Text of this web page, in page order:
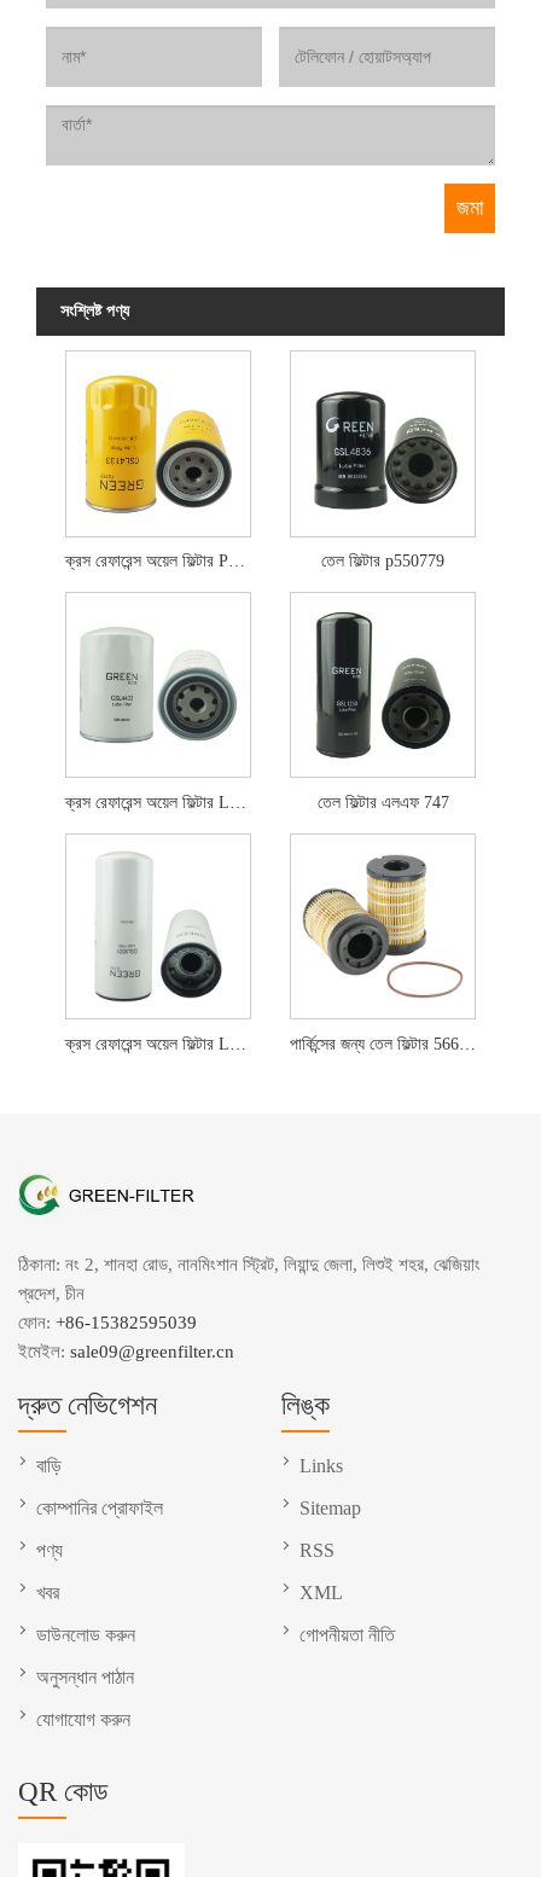
সংশ্লিষ্ট পণ্য
ক্রস রেফারেন্স অয়েল ফিল্টার P502465 তেল ফিল্টার p550779
ক্রস রেফারেন্স অয়েল ফিল্টার LF701 তেল ফিল্টার এলএফ 747
ঠিকানা: নং 2, শানহা রোড, নানমিংশান স্ট্রিট, লিয়ান্দু জেলা, লিশুই শহর, ঝেজিয়াং
প্রদেশ, চীন
ফোন: +86-15382595039
ইমেইল: sale09@greenfilter.cn
দ্রুত নেভিগেশন
বাড়ি
কোম্পানির প্রোফাইল
পণ্য
খবর
ডাউনলোড করুন
অনুসন্ধান পাঠান
যোগাযোগ করুন
লিঙ্ক
Links
Sitemap
RSS
XML
গোপনীয়তা নীতি
QR কোড